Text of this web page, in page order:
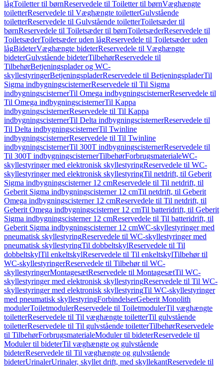
lågToiletter til børnReservedele til Toiletter til børnVæghængte
toiletterReservedele til Væghængte toiletterGulvstående
toiletterReservedele til Gulvstående toiletterToiletsæder til
børnReservedele til Toiletsæder til børnToiletsæderReservedele til
ToiletsæderToiletsæder uden lågReservedele til Toiletsæder uden
lågBideterVæghængte bideterReservedele til Væghængte
bideterGulvstående bideterTilbehørReservedele til
TilbehørBetjeningsplader og WC-
skyllestyringerBetjeningspladerReservedele til BetjeningspladerTil
Sigma indbygningscisternerReservedele til Til Sigma
indbygningscisternerTil Omega indbygningscisternerReservedele til
Til Omega indbygningscisternerTil Kappa
indbygningscisternerReservedele til Til Kappa
indbygningscisternerTil Delta indbygningscisternerReservedele til
Til Delta indbygningscisternerTil Twinline
indbygningscisternerReservedele til Til Twinline
indbygningscisternerTil 300T indbygningscisternerReservedele til
Til 300T indbygningscisternerTilbehørForbrugsmaterialeWC-
skyllestyringer med elektronisk skyllestyringReservedele til WC-
skyllestyringer med elektronisk skyllestyringTil netdrift, til Geberit
Sigma indbygningscisterner 12 cmReservedele til Til netdrift, til
Geberit Sigma indbygningscisterner 12 cmTil netdrift, til Geberit
Omega indbygningscisterner 12 cmReservedele til Til netdrift, til
Geberit Omega indbygningscisterner 12 cmTil batteridrift, til Geberit
Sigma indbygningscisterner 12 cmReservedele til Til batteridrift, til
Geberit Sigma indbygningscisterner 12 cmWC-skyllestyringer med
pneumatisk skyllestyringReservedele til WC-skyllestyringer med
pneumatisk skyllestyringTil dobbeltskylReservedele til Til
dobbeltskylTil enkeltskylReservedele til Til enkeltskylTilbehør til
WC-skyllestyringerReservedele til Tilbehør til WC-
skyllestyringerMontagesætReservedele til MontagesætTil WC-
skyllestyringer med elektronisk skyllestyringReservedele til Til WC-
skyllestyringer med elektronisk skyllestyringTil WC-skyllestyringer
med pneumatisk skyllestyringForbindelserGeberit Monolith
modulerToiletmodulerReservedele til ToiletmodulerTil væghængte
toiletterReservedele til Til væghængte toiletterTil gulvstående
toiletterReservedele til Til gulvstående toiletterTilbehørReservedele
til TilbehørForbrugsmaterialeModuler til bideterReservedele til
Moduler til bideterTil væghængte og gulvstående
bideterReservedele til Til væghængte og gulvstående
bideterUrinalerUrinaler, skyllet drift, med skyllekantReservedele til